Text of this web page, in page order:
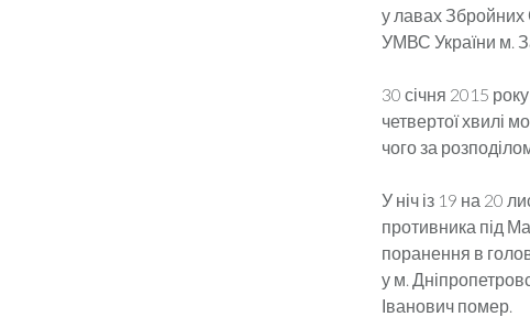
у лавах
УМВС України м.
30 січня 2015
четвертої хвилі
чого за
У ніч із 19 на 20
противника під
поранення в
у м.
Іванович помер.